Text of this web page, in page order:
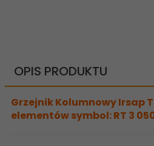
OPIS PRODUKTU
Grzejnik Kolumnowy Irsap
elementów symbol: RT 3